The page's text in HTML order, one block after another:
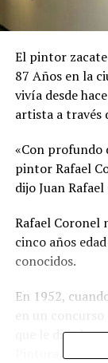
El pintor
87 Años en la
vivía desde
artista a través
«Con profundo
pintor Rafael
dijo Juan
Rafael Coronel
cinco años
conocidos.
En 1952,
en un
que le dio el
Pintura,